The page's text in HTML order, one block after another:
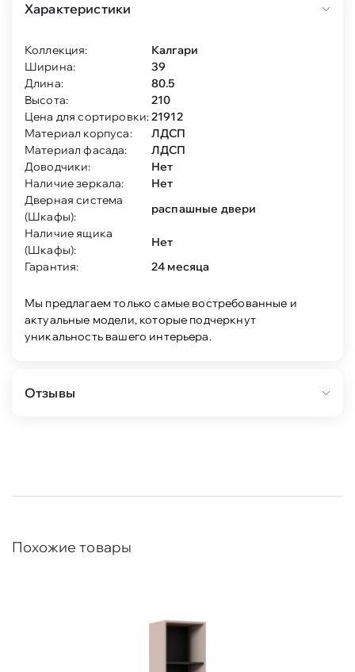
Характеристики
Коллекция:
Калгари
Ширина:
39
Длина:
80.5
Высота:
210
Цена для сортировки:21912
Материал корпуса:
ЛДСП
Материал фасада:
ЛДСП
Доводчики:
Нет
Наличие зеркала:
Нет
Дверная система
(Шкафы):
распашные двери
Наличие ящика
(Шкафы):
Нет
Гарантия:
24 месяца
Мы предлагаем только самые востребованные и
актуальные модели, которые подчеркнут
уникальность вашего интерьера.
Отзывы
Похожие товары